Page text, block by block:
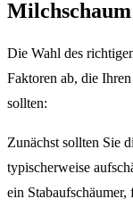
Milchschaum
Die Wahl des
Faktoren ab, die
sollten:
Zunächst sollten Sie
typischerweise
ein